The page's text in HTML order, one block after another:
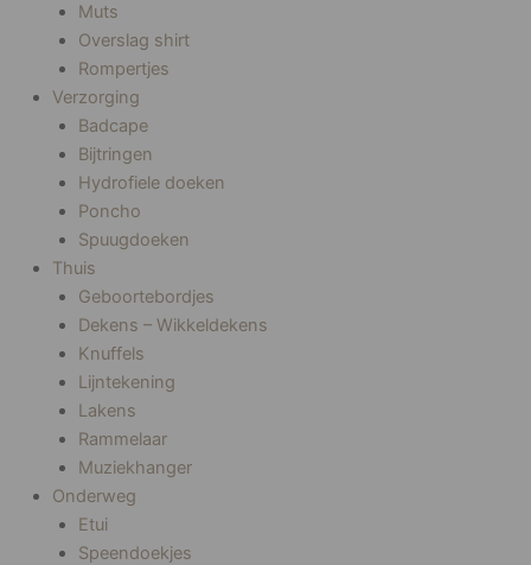
Muts
Overslag shirt
Rompertjes
Verzorging
Badcape
Bijtringen
Hydrofiele doeken
Poncho
Spuugdoeken
Thuis
Geboortebordjes
Dekens – Wikkeldekens
Knuffels
Lijntekening
Lakens
Rammelaar
Muziekhanger
Onderweg
Etui
Speendoekjes